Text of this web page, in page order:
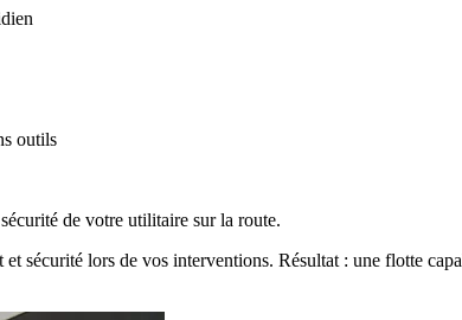
outils
de votre utilitaire sur la route.
et sécurité lors de vos interventions. Résultat : une flotte